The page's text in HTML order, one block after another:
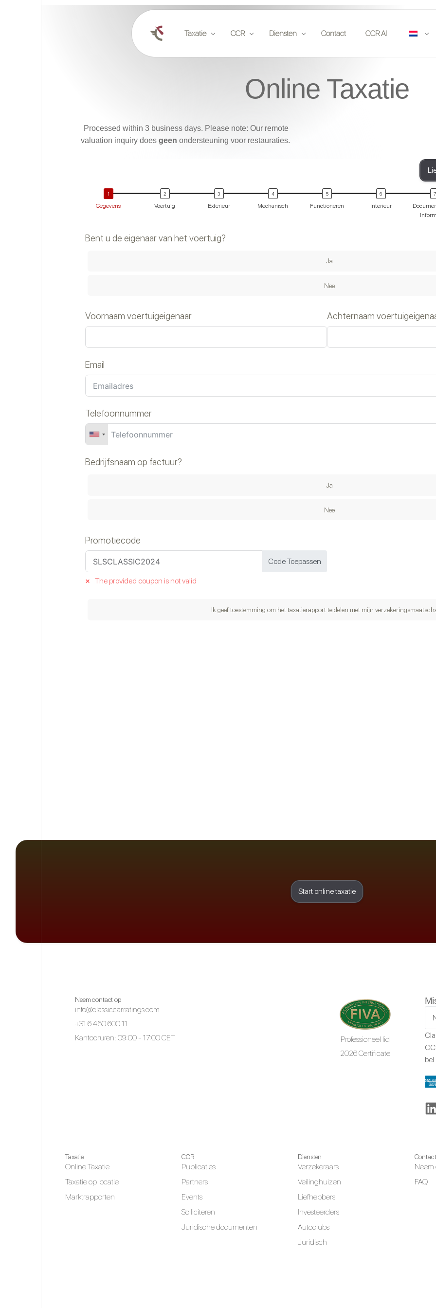
Taxatie CCR
Publicaties
Solliciteren
Diensten
Verzekeraars
Investeerders
App
Contact CCR AI
Online Taxatie
Processed within 3 business days. Please note: Our remote
valuation inquiry does geen ondersteuning voor restauraties.
Gegevens Voertuig Exterieur Mechanisch Functioneren Interieur
Bent u de eigenaar van het voertuig?
Ja
Nee
Voornaam voertuigeigenaar Achternaam
Email
Telefoonnummer
Bedrijfsnaam op factuur?
Ja
Nee
Promotiecode
Code Toepassen
× The provided coupon is not valid
Ik geef toestemming om het taxatierapport te delen met mijn
Start online taxatie
Neem contact op
info@classiccarratings.com
+31 6 450 600 11
Kantooruren: 09:00 - 17:00 CET
Professioneel lid
2026 Certificate
bel
Taxatie
Online Taxatie
Taxatie op locatie
Marktrapporten
CCR
Publicaties
Partners
Events
Solliciteren
Juridische documenten
Diensten
Verzekeraars
Veilinghuizen
Liefhebbers
Investeerders
Autoclubs
Juridisch
Contact
Neem
FAQ